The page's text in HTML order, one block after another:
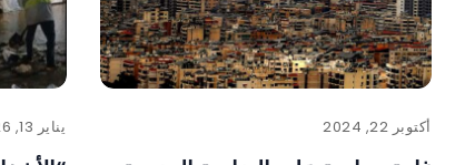
أكتوبر 22, 2024 يناير 13, 2026